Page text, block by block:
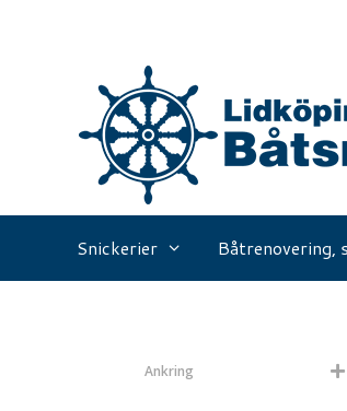
Snickerier Båtrenovering,
Ankring